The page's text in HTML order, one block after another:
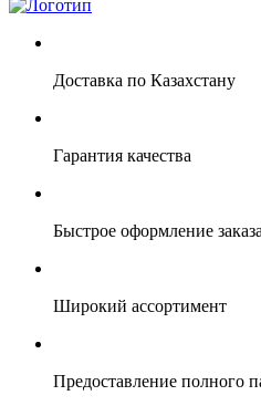
Доставка по Казахстану
Гарантия качества
Быстрое оформление заказа
Широкий ассортимент
Предоставление полного